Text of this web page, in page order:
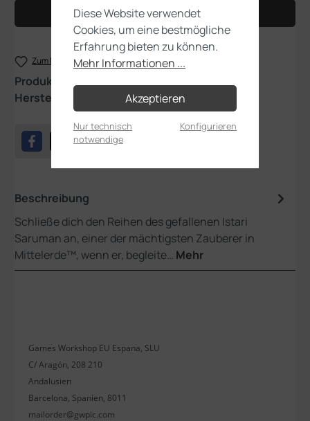
In den Warenkorb
Zum Merkzettel hinzufügen
Produktnummer:
Hersteller:
Games Workshop
Beschreibung
Schließe dich den Reihen des gefallenen Istari
Saruman an, einer der mächtigsten Zauberer in
Mittelerde™, wenn er, begleite… Mehr
Games Workshop EU Espana, SLU
C/ Aragón, 208 210
Andalusien
Barcelona, Spanien, 8011
mailorder@gwplc.com
Diese Website verwendet
Cookies, um eine bestmögliche
Erfahrung bieten zu können.
Mehr Informationen ...
Akzeptieren
Nur technisch
notwendige
Konfigurieren